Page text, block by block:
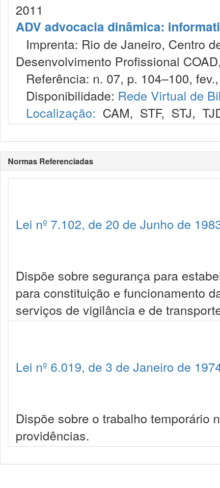
2011
ADV advocacia dinâmica:
Imprenta: Rio de Janeiro, Centro
Desenvolvimento Profissional
Referência: n. 07, p. 104–100,
Disponibilidade: Rede Virtual de
Localização: CAM, STF, STJ,
Normas Referenciadas
Lei nº 7.102, de 20 de Junho de
Dispõe sobre segurança para
para constituição e funcionamento
serviços de vigilância e de
Lei nº 6.019, de 3 de Janeiro de
Dispõe sobre o trabalho temporário
providências.